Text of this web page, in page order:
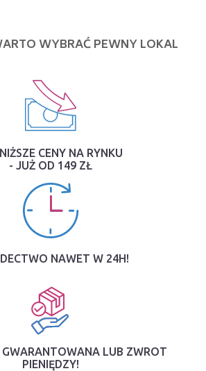
WYBRAĆ PEWNY LOKAL
CENY NA RYNKU
- JUŻ OD 149 ZŁ
NAWET W 24H!
GWARANTOWANA LUB ZWROT
PIENIĘDZY!